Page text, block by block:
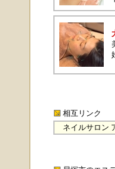
相互リンク
ネイルサロン